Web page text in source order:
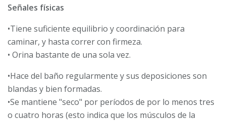
Señales físicas
•Tiene suficiente equilibrio y coordinación para
caminar, y hasta correr con firmeza.
• Orina bastante de una sola vez.
•Hace del baño regularmente y sus deposiciones son
blandas y bien formadas.
•Se mantiene "seco" por períodos de por lo menos tres
o cuatro horas (esto indica que los músculos de la